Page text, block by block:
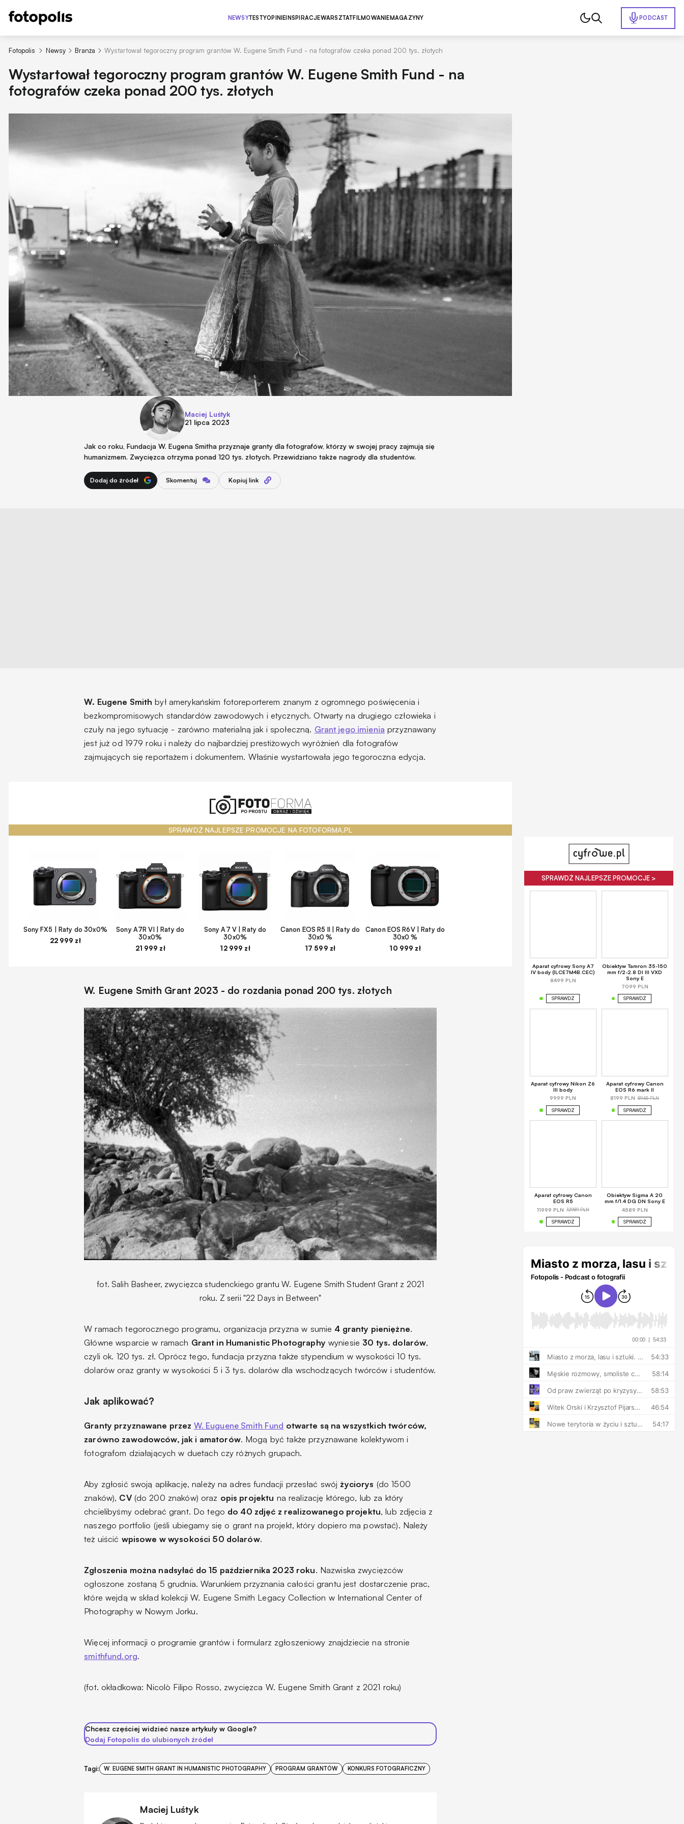
NEWSYTESTYOPINIEINSPIRACJEWARSZTATFILMOWANIEMAGAZYNY PODCAST
Fotopolis Newsy Branża Wystartował tegoroczny program grantów W. Eugene Smith Fund - na fotografów czeka ponad 200 tys. złotych
Wystartował tegoroczny program grantów W. Eugene Smith Fund - na
fotografów czeka ponad 200 tys. złotych
Maciej Luśtyk
21 lipca 2023
Jak co roku, Fundacja W. Eugena Smitha przyznaje granty dla fotografów, którzy w swojej pracy zajmują się
humanizmem. Zwycięzca otrzyma ponad 120 tys. złotych. Przewidziano także nagrody dla studentów.
Dodaj do źródeł Skomentuj Kopiuj link
W. Eugene Smith był amerykańskim fotoreporterem znanym z ogromnego poświęcenia i
bezkompromisowych standardów zawodowych i etycznych. Otwarty na drugiego człowieka i
czuły na jego sytuację - zarówno materialną jak i społeczną. Grant jego imienia przyznawany
jest już od 1979 roku i należy do najbardziej prestiżowych wyróżnień dla fotografów
zajmujących się reportażem i dokumentem. Właśnie wystartowała jego tegoroczna edycja.
SPRAWDŹ NAJLEPSZE PROMOCJE NA FOTOFORMA.PL
Sony FX5 | Raty do 30x0%
22 999 zł
Sony A7R VI | Raty do
30x0%
21 999 zł
Sony A7 V | Raty do
30x0%
12 999 zł
Canon EOS R5 II | Raty do
30x0 %
17 599 zł
Canon EOS R6V | Raty do
30x0 %
10 999 zł
W. Eugene Smith Grant 2023 - do rozdania ponad 200 tys. złotych
fot. Salih Basheer, zwycięzca studenckiego grantu W. Eugene Smith Student Grant z 2021
roku. Z serii "22 Days in Between"
W ramach tegorocznego programu, organizacja przyzna w sumie 4 granty pieniężne.
Główne wsparcie w ramach Grant in Humanistic Photography wyniesie 30 tys. dolarów,
czyli ok. 120 tys. zł. Oprócz tego, fundacja przyzna także stypendium w wysokości 10 tys.
dolarów oraz granty w wysokości 5 i 3 tys. dolarów dla wschodzących twórców i studentów.
Jak aplikować?
Granty przyznawane przez W. Euguene Smith Fund otwarte są na wszystkich twórców,
zarówno zawodowców, jak i amatorów. Mogą być także przyznawane kolektywom i
fotografom działających w duetach czy różnych grupach.
Aby zgłosić swoją aplikację, należy na adres fundacji przesłać swój życiorys (do 1500
znaków), CV(do 200 znaków) oraz opis projektu na realizację którego, lub za który
chcielibyśmy odebrać grant. Do tego do 40 zdjęć z realizowanego projektu, lub zdjęcia z
naszego portfolio (jeśli ubiegamy się o grant na projekt, który dopiero ma powstać). Należy
też uiścić wpisowe w wysokości 50 dolarów.
Zgłoszenia można nadsyłać do 15 października 2023 roku. Nazwiska zwycięzców
ogłoszone zostaną 5 grudnia. Warunkiem przyznania całości grantu jest dostarczenie prac,
które wejdą w skład kolekcji W. Eugene Smith Legacy Collection w International Center of
Photography w Nowym Jorku.
Więcej informacji o programie grantów i formularz zgłoszeniowy znajdziecie na stronie
smithfund.org.
(fot. okładkowa: Nicolò Filipo Rosso, zwycięzca W. Eugene Smith Grant z 2021 roku)
Chcesz częściej widzieć nasze artykuły w Google?
Dodaj Fotopolis do ulubionych źródeł
Tagi: W. EUGENE SMITH GRANT IN HUMANISTIC PHOTOGRAPHY PROGRAM GRANTÓW KONKURS FOTOGRAFICZNY
Maciej Luśtyk
SPRAWDŹ NAJLEPSZE PROMOCJE >
Aparat cyfrowy Sony A7
IV body (ILCE7M4B.CEC)
8499 PLN
SPRAWDŹ
Obiektyw Tamron 35-150
mm f/2-2.8 DI III VXD
Sony E
7099 PLN
SPRAWDŹ
Aparat cyfrowy Nikon Z6
III body
9999 PLN
SPRAWDŹ
Aparat cyfrowy Canon
EOS R6 mark II
8199 PLN 8945 PLN
SPRAWDŹ
Aparat cyfrowy Canon
EOS R5
11999 PLN 12989 PLN
SPRAWDŹ
Obiektyw Sigma A 20
mm f/1.4 DG DN Sony E
4589 PLN
SPRAWDŹ